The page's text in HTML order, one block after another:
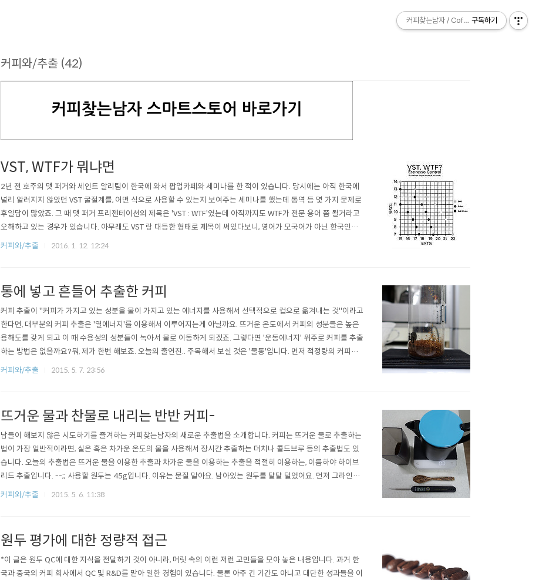
커피와/추출 (42)
커피찾는남자 / Coffee Explorer
구독하기
VST, WTF가 뭐냐면
2년 전 호주의 맷 퍼거와 세인트 알리팀이 한국에 와서 팝업카페와 세미나를 한 적이 있습니다. 당시에는 아직 한국에
널리 알려지지 않았던 VST 굴절계를, 어떤 식으로 사용할 수 있는지 보여주는 세미나를 했는데 통역 등 몇 가지 문제로
후일담이 많았죠. 그 때 맷 퍼거 프리젠테이션의 제목은 'VST : WTF'였는데 아직까지도 WTF가 전문 용어 쯤 될거라고
오해하고 있는 경우가 있습니다. 아무래도 VST 랑 대등한 형태로 제목이 써있다보니, 영어가 모국어가 아닌 한국인이
오해할 소지가 있을지 모릅니다. 설마 'What The Fuck'는 아니겠지..라고 얘기하는 분을 여러 차례 만났는데요. 음..그
커피와/추출 2016. 1. 12. 12:24
통에 넣고 흔들어 추출한 커피
커피 추출이 "커피가 가지고 있는 성분을 물이 가지고 있는 에너지를 사용해서 선택적으로 컵으로 옮겨내는 것"이라고
한다면, 대부분의 커피 추출은 '열에너지'를 이용해서 이루어지는게 아닐까요. 뜨거운 온도에서 커피의 성분들은 높은
용해도를 갖게 되고 이 때 수용성의 성분들이 녹아서 물로 이동하게 되겠죠. 그렇다면 '운동에너지' 위주로 커피를 추출
하는 방법은 없을까요?뭐, 제가 한번 해보죠. 오늘의 출연진.. 주목해서 보실 것은 '물통'입니다. 먼저 적정량의 커피를
분쇄합니다. 물통에 분쇄된 원두를 넣습니다. 분쇄도는 일반적인 드립용. 분쇄된 원두 위로 적정량의 찬 물을 붓습니다.
커피와/추출 2015. 5. 7. 23:56
뜨거운 물과 찬물로 내리는 반반 커피-
남들이 해보지 않은 시도하기를 즐겨하는 커피찾는남자의 새로운 추출법을 소개합니다. 커피는 뜨거운 물로 추출하는
법이 가장 일반적이라면, 실온 혹은 차가운 온도의 물을 사용해서 장시간 추출하는 더치나 콜드브루 등의 추출법도 있
습니다. 오늘의 추출법은 뜨거운 물을 이용한 추출과 차가운 물을 이용하는 추출을 적절히 이용하는, 이름하야 하이브
리드 추출입니다. --;; 사용할 원두는 45g입니다. 이유는 묻질 말아요. 남아있는 원두를 탈탈 털었어요. 먼저 그라인더
를 이용해서 몽땅 갈아냄과 동시에 물을 끓입니다. 저울을 비롯한 여러 도구를 준비해두고 준비한 소든(이 도구의 이름
커피와/추출 2015. 5. 6. 11:38
원두 평가에 대한 정량적 접근
*이 글은 원두 QC에 대한 지식을 전달하기 것이 아니라, 머릿 속의 이런 저런 고민들을 모아 놓은 내용입니다. 과거 한
국과 중국의 커피 회사에서 QC 및 R&D를 맡아 일한 경험이 있습니다. 물론 아주 긴 기간도 아니고 대단한 성과들을 이
커피찾는남자 / Coffee Explorer
구독하기